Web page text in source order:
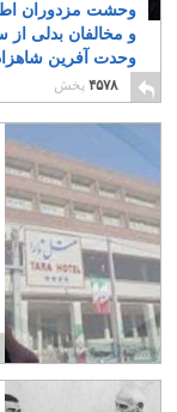
وحشت مزدوران
و مخالفان بدلی از
وحدت آفرین
پهلوی
۸ ۴۵۷۸ پخش